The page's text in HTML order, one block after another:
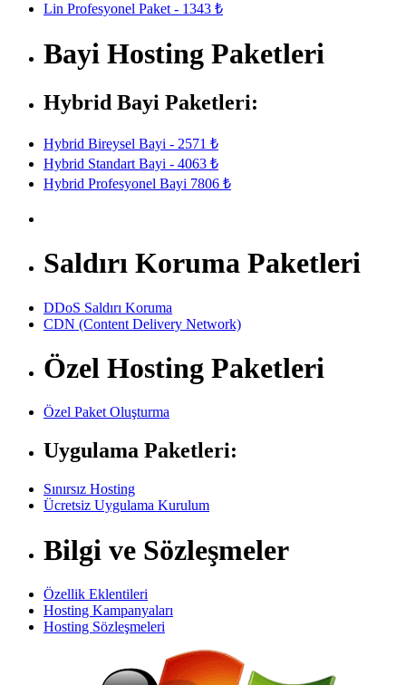
Lin Profesyonel Paket - 1343 ₺
Bayi Hosting Paketleri
Hybrid Bayi Paketleri:
Hybrid Bireysel Bayi - 2571 ₺
Hybrid Standart Bayi - 4063 ₺
Hybrid Profesyonel Bayi 7806 ₺
Saldırı Koruma Paketleri
DDoS Saldırı Koruma
CDN (Content Delivery Network)
Özel Hosting Paketleri
Özel Paket Oluşturma
Uygulama Paketleri:
Sınırsız Hosting
Ücretsiz Uygulama Kurulum
Bilgi ve Sözleşmeler
Özellik Eklentileri
Hosting Kampanyaları
Hosting Sözleşmeleri